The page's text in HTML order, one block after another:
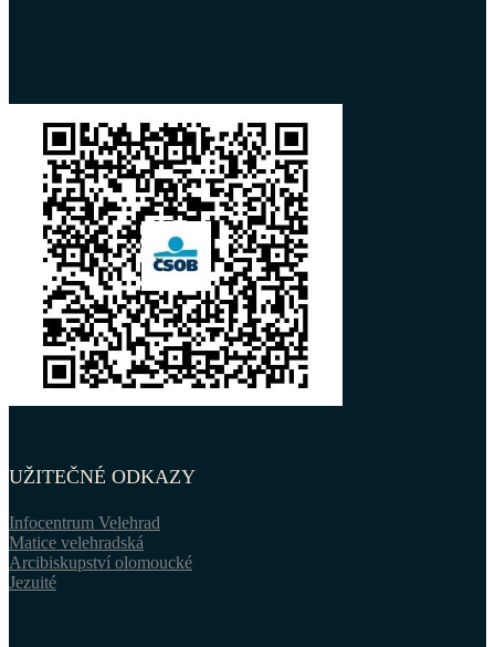
UŽITEČNÉ ODKAZY
Infocentrum Velehrad
Matice velehradská
Arcibiskupství olomoucké
Jezuité